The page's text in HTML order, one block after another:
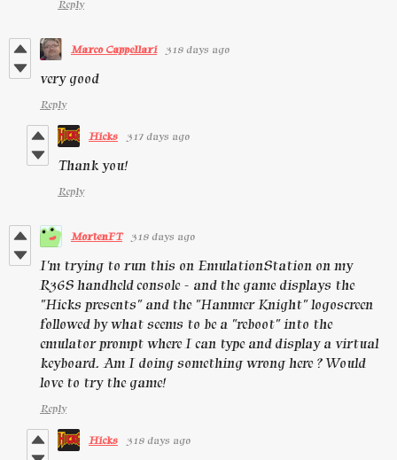
Reply
Marco Cappellari 318 days ago
very good
Reply
Hicks 317 days ago
Thank you!
Reply
MortenFT 318 days ago
I'm trying to run this on EmulationStation on my
R36S handheld console - and the game displays the
"Hicks presents" and the "Hammer Knight" logoscreen
followed by what seems to be a "reboot" into the
emulator prompt where I can type and display a virtual
keyboard. Am I doing something wrong here ? Would
love to try the game!
Reply
Hicks 318 days ago